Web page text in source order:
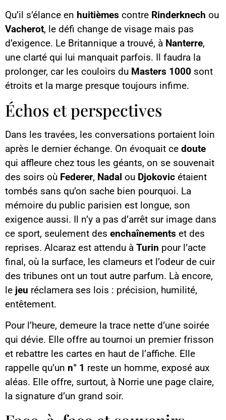
Qu’il s’élance en huitièmes contre Rinderknech ou
Vacherot, le défi change de visage mais pas
d’exigence. Le Britannique a trouvé, à Nanterre,
une clarté qui lui manquait parfois. Il faudra la
prolonger, car les couloirs du Masters 1000 sont
étroits et la marge presque toujours infime.
Échos et perspectives
Dans les travées, les conversations portaient loin
après le dernier échange. On évoquait ce doute
qui affleure chez tous les géants, on se souvenait
des soirs où Federer, Nadal ou Djokovic étaient
tombés sans qu’on sache bien pourquoi. La
mémoire du public parisien est longue, son
exigence aussi. Il n’y a pas d’arrêt sur image dans
ce sport, seulement des enchaînements et des
reprises. Alcaraz est attendu à Turin pour l’acte
final, où la surface, les clameurs et l’odeur de cuir
des tribunes ont un tout autre parfum. Là encore,
le jeu réclamera ses lois : précision, humilité,
entêtement.
Pour l’heure, demeure la trace nette d’une soirée
qui dévie. Elle offre au tournoi un premier frisson
et rebattre les cartes en haut de l’affiche. Elle
rappelle qu’un n° 1 reste un homme, exposé aux
aléas. Elle offre, surtout, à Norrie une page claire,
la signature d’un grand soir.